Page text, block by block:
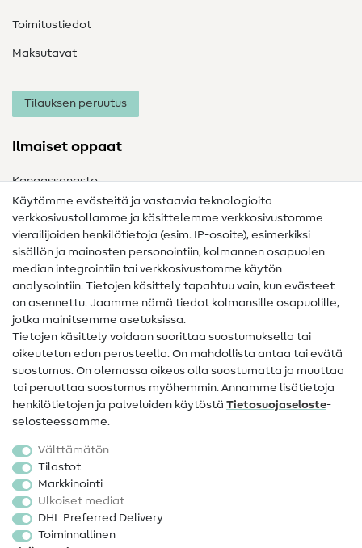
Toimitustiedot
Maksutavat
Tilauksen peruutus
Ilmaiset oppaat
Kangassanasto
Ompelusanasto
Ompeluohjeet
Apua ja yhteystiedot
Yhteystiedot
Tietoa omistajanvaihdoksesta
Peruutusoikeus
Suosittu
Kankaat
Ompelutarvikkeet
Ale
Käytämme evästeitä ja vastaavia teknologioita
verkkosivustollamme ja käsittelemme verkkosivustomme
vierailijoiden henkilötietoja (esim. IP-osoite), esimerkiksi
sisällön ja mainosten personointiin, kolmannen osapuolen
median integrointiin tai verkkosivustomme käytön
analysointiin. Tietojen käsittely tapahtuu vain, kun evästeet
on asennettu. Jaamme nämä tiedot kolmansille osapuolille,
jotka mainitsemme asetuksissa.
Tietojen käsittely voidaan suorittaa suostumuksella tai
oikeutetun edun perusteella. On mahdollista antaa tai evätä
suostumus. On olemassa oikeus olla suostumatta ja muuttaa
tai peruuttaa suostumus myöhemmin. Annamme lisätietoja
henkilötietojen ja palveluiden käytöstä Tietosuojaseloste-
selosteessamme.
Välttämätön
Tilastot
Markkinointi
Ulkoiset mediat
DHL Preferred Delivery
Toiminnallinen